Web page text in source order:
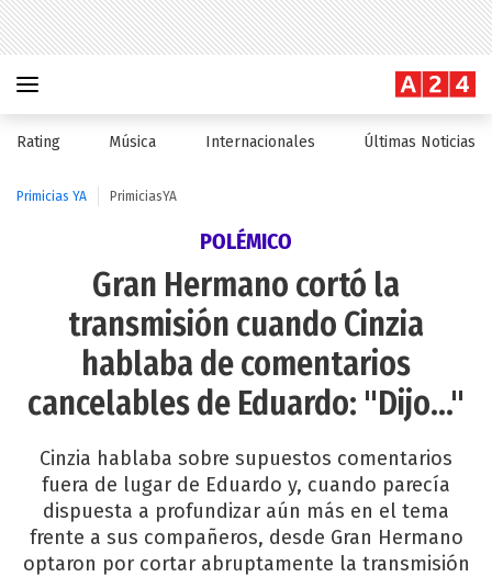
Rating Música Internacionales Últimas Noticias
Primicias YA PrimiciasYA
POLÉMICO
Gran Hermano cortó la
transmisión cuando Cinzia
hablaba de comentarios
cancelables de Eduardo: "Dijo..."
Cinzia hablaba sobre supuestos comentarios
fuera de lugar de Eduardo y, cuando parecía
dispuesta a profundizar aún más en el tema
frente a sus compañeros, desde Gran Hermano
optaron por cortar abruptamente la transmisión